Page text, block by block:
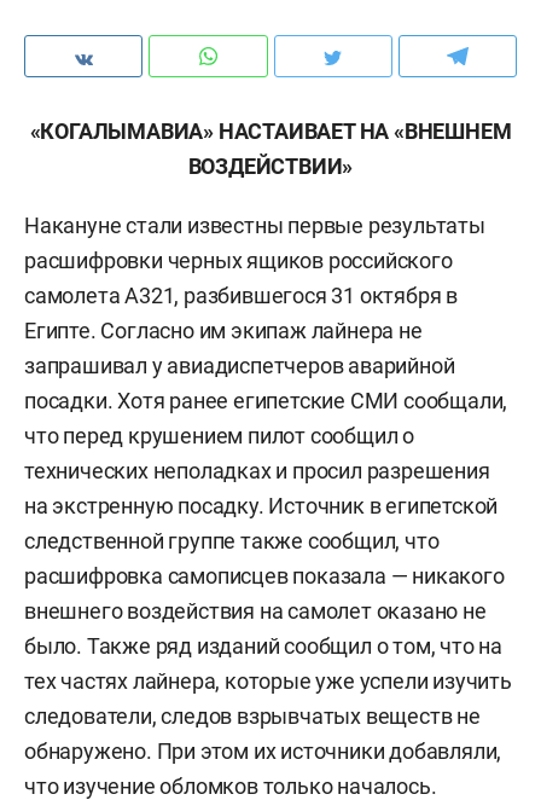
«КОГАЛЫМАВИА» НАСТАИВАЕТ НА «ВНЕШНЕМ
ВОЗДЕЙСТВИИ»
Накануне стали известны первые результаты
расшифровки черных ящиков российского
самолета А321, разбившегося 31 октября в
Египте. Согласно им экипаж лайнера не
запрашивал у авиадиспетчеров аварийной
посадки. Хотя ранее египетские СМИ сообщали,
что перед крушением пилот сообщил о
технических неполадках и просил разрешения
на экстренную посадку. Источник в египетской
следственной группе также сообщил, что
расшифровка самописцев показала — никакого
внешнего воздействия на самолет оказано не
было. Также ряд изданий сообщил о том, что на
тех частях лайнера, которые уже успели изучить
следователи, следов взрывчатых веществ не
обнаружено. При этом их источники добавляли,
что изучение обломков только началось.